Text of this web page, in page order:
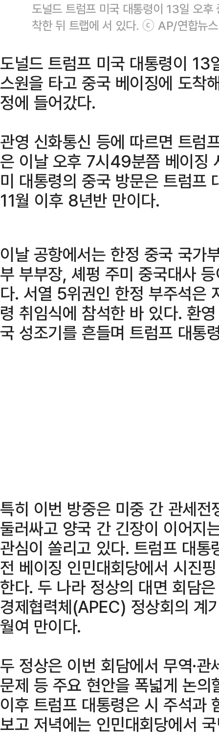
도널드 트럼프 미국 대통령이 13일 오
착한 뒤 트랩에 서 있다. ⓒ AP/연합뉴스
도널드 트럼프 미국 대통령이 13
스원을 타고 중국 베이징에 도착
정에 들어갔다.
관영 신화통신 등에 따르면 트럼
은 이날 오후 7시49분쯤 베이징
미 대통령의 중국 방문은 트럼프
11월 이후 8년반 만이다.
이날 공항에서는 한정 중국 국가
부 부부장, 셰펑 주미 중국대사
다. 서열 5위권인 한정 부주석은
령 취임식에 참석한 바 있다. 환
국 성조기를 흔들며 트럼프 대통
특히 이번 방중은 미중 간 관세
둘러싸고 양국 간 긴장이 이어지
관심이 쏠리고 있다. 트럼프 대
전 베이징 인민대회당에서 시진
한다. 두 나라 정상의 대면 회담
경제협력체(APEC) 정상회의 계
월여 만이다.
두 정상은 이번 회담에서 무역·
문제 등 주요 현안을 폭넓게 논
이후 트럼프 대통령은 시 주석과
보고 저녁에는 인민대회당에서